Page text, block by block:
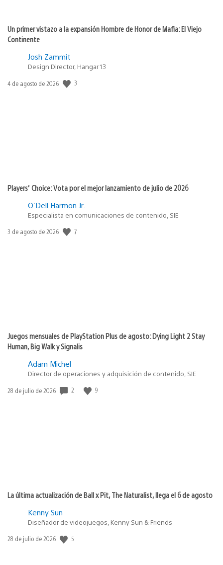
Un primer vistazo a la expansión Hombre de Honor de Mafia: El Viejo
Continente
Josh Zammit
Design Director, Hangar 13
Fecha
4 de agosto de 2026 3
Players’ Choice: Vota por el mejor lanzamiento de julio de 2026
O'Dell Harmon Jr.
Especialista en comunicaciones de contenido, SIE
Fecha
3 de agosto de 2026 7
Juegos mensuales de PlayStation Plus de agosto: Dying Light 2 Stay
Human, Big Walk y Signalis
Adam Michel
Director de operaciones y adquisición de contenido, SIE
Fecha
28 de julio de 2026 2 9
La última actualización de Ball x Pit, The Naturalist, llega el 6 de agosto
Kenny Sun
Diseñador de videojuegos, Kenny Sun & Friends
Fecha
28 de julio de 2026 5